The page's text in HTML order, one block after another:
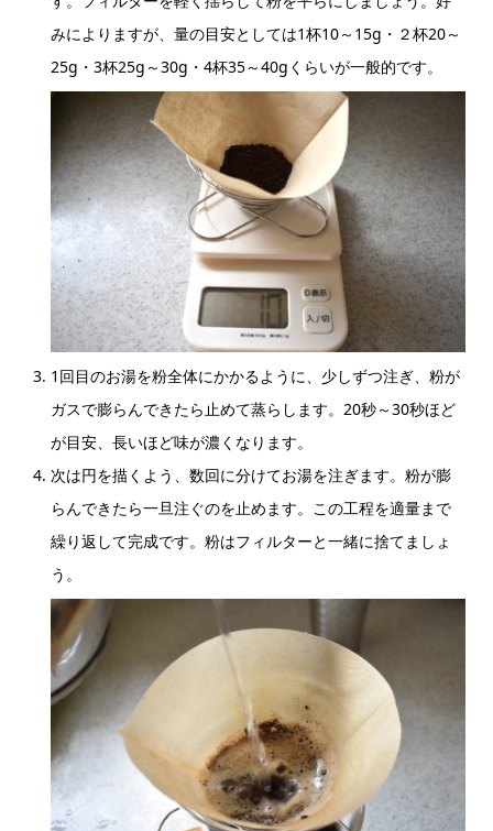
みによりますが、量の目安としては1杯10～15g・２杯20～
25g・3杯25g～30g・4杯35～40gくらいが一般的です。
1回目のお湯を粉全体にかかるように、少しずつ注ぎ、粉が
ガスで膨らんできたら止めて蒸らします。20秒～30秒ほど
が目安、長いほど味が濃くなります。
次は円を描くよう、数回に分けてお湯を注ぎます。粉が膨
らんできたら一旦注ぐのを止めます。この工程を適量まで
繰り返して完成です。粉はフィルターと一緒に捨てましょ
う。